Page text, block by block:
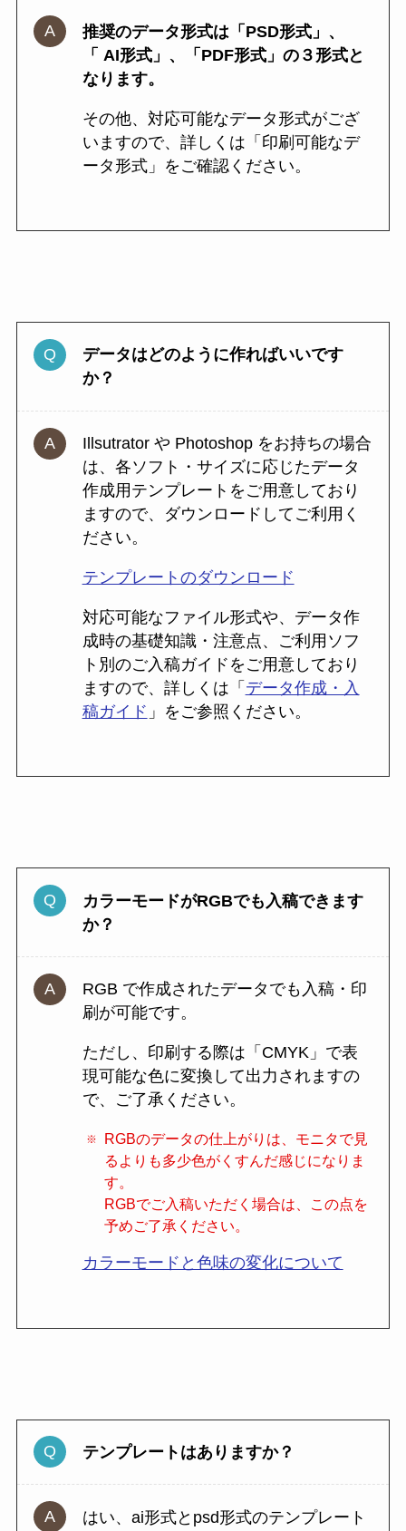
推奨のデータ形式は「PSD形式」、
「 AI形式」、「PDF形式」の３形式と
なります。
その他、対応可能なデータ形式がござ
いますので、詳しくは「印刷可能なデ
ータ形式」をご確認ください。
データはどのように作ればいいです
か？
Illsutrator や Photoshop をお持ちの場合
は、各ソフト・サイズに応じたデータ
作成用テンプレートをご用意しており
ますので、ダウンロードしてご利用く
ださい。
テンプレートのダウンロード
対応可能なファイル形式や、データ作
成時の基礎知識・注意点、ご利用ソフ
ト別のご入稿ガイドをご用意しており
ますので、詳しくは「 データ作成・入
稿ガイド 」をご参照ください。
カラーモードがRGBでも入稿できます
か？
RGB で作成されたデータでも入稿・印
刷が可能です。
ただし、印刷する際は「CMYK」で表
現可能な色に変換して出力されますの
で、ご了承ください。
RGBのデータの仕上がりは、モニタで見
るよりも多少色がくすんだ感じになりま
す。
RGBでご入稿いただく場合は、この点を
予めご了承ください。
カラーモードと色味の変化について
テンプレートはありますか？
はい、ai形式とpsd形式のテンプレート